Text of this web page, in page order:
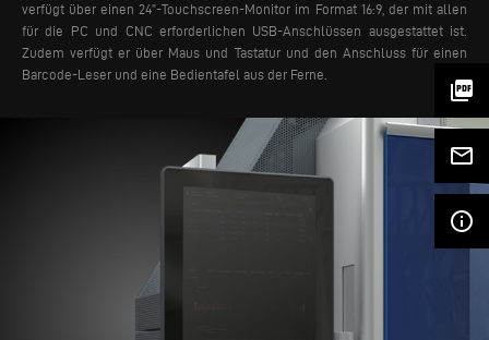
picture_as_pdf
mail_outline
info_outline
verfügt über einen 24”-Touchscreen-Monitor im Format 16:9, der mit allen
für die PC und CNC erforderlichen USB-Anschlüssen ausgestattet ist.
Zudem verfügt er über Maus und Tastatur und den Anschluss für einen
Barcode-Leser und eine Bedientafel aus der Ferne.